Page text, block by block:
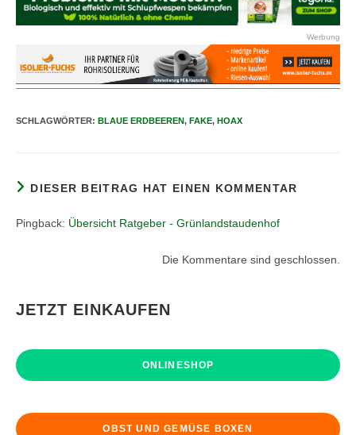
Werbung
SCHLAGWÖRTER: BLAUE ERDBEEREN, FAKE, HOAX
DIESER BEITRAG HAT EINEN KOMMENTAR
Pingback: Übersicht Ratgeber - Grünlandstaudenhof
Die Kommentare sind geschlossen.
JETZT EINKAUFEN
ONLINESHOP
OBST UND GEMÜSE BOXEN